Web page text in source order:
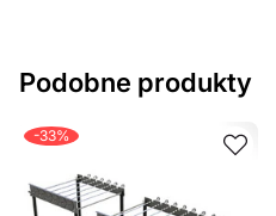
Podobne produkty
-33%